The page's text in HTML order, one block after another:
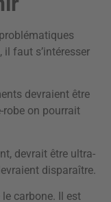
faut s’intéresser
devraient être
on pourrait
devrait être ultra-
disparaître.
carbone. Il est